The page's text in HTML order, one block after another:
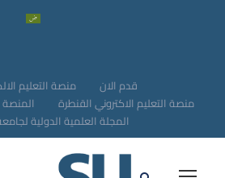
قدم الان
منصة التعليم
منصة التعليم الاكتروني القنطرة
المنصة
المجلة العلمية الدولية